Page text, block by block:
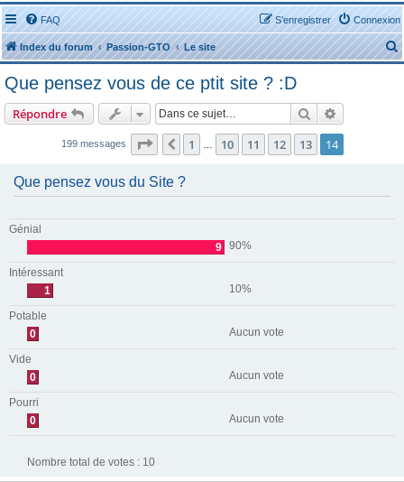
FAQ Connexion
S’enregistrer
Index du forum Passion-GTO Le site
e
Que pensez vous de ce ptit site ? :D
Répondre Rechercher
199 messages Page 14 sur 14
Précédente
1 10 11 12 13 14
Que pensez vous du Site ?
Génial
9 90%
Intéressant
1
10%
Potable
0
Aucun vote
Vide
0
Aucun vote
Pourri
0
Aucun vote
Nombre total de votes : 10